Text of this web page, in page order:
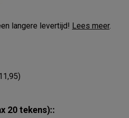
langere levertijd! Lees meer.
20 tekens)::